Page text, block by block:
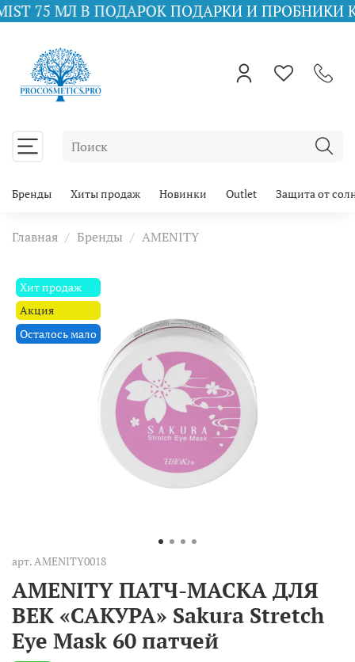
В ПОДАРОК ПОДАРКИ И ПРОБНИКИ КО ВСЕМ
Бренды Хиты продаж Новинки Outlet Защита от
Главная Бренды AMENITY
Хит продаж
Акция
Осталось мало
арт.AMENITY0018
AMENITY ПАТЧ-МАСКА ДЛЯ
ВЕК «САКУРА» Sakura Stretch
Eye Mask 60 патчей